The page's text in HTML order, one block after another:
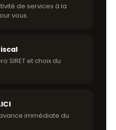
de services à la
vous.
SIRET et choix du
immédiate du